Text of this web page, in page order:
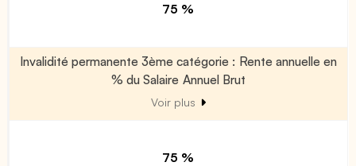
75 %
Invalidité permanente 3ème catégorie : Rente annuelle en
% du Salaire Annuel Brut
Voir plus
75 %